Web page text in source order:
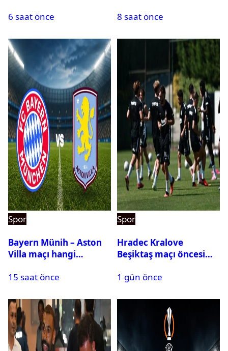
hakkında karar çıktı
6 saat önce
8 saat önce
Spor
Bayern Münih – Aston
Villa maçı hangi
saat kaçta oynanacak?
15 saat önce
Spor
Hradec Kralove
Beşiktaş maçı öncesi
Siyah-Beyazlıların 11’i
1 gün önce